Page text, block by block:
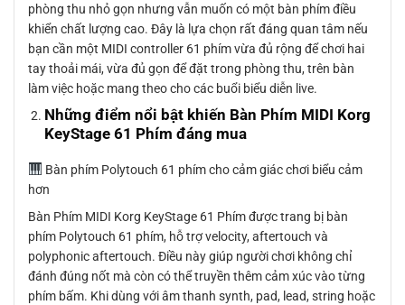
phòng thu nhỏ gọn nhưng vẫn muốn có một bàn phím điều
khiển chất lượng cao. Đây là lựa chọn rất đáng quan tâm nếu
bạn cần một MIDI controller 61 phím vừa đủ rộng để chơi hai
tay thoải mái, vừa đủ gọn để đặt trong phòng thu, trên bàn
làm việc hoặc mang theo cho các buổi biểu diễn live.
Những điểm nổi bật khiến Bàn Phím MIDI Korg
KeyStage 61 Phím đáng mua
Bàn phím Polytouch 61 phím cho cảm giác chơi biểu cảm
hơn
Bàn Phím MIDI Korg KeyStage 61 Phím được trang bị bàn
phím Polytouch 61 phím, hỗ trợ velocity, aftertouch và
polyphonic aftertouch. Điều này giúp người chơi không chỉ
đánh đúng nốt mà còn có thể truyền thêm cảm xúc vào từng
phím bấm. Khi dùng với âm thanh synth, pad, lead, string hoặc